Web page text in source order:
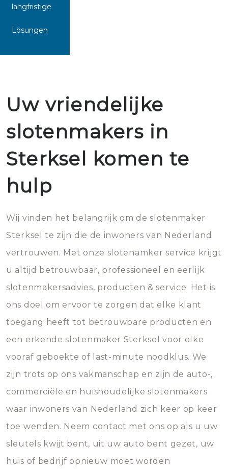
langfristige
Lösungen
Uw vriendelijke
slotenmakers in
Sterksel komen te
hulp
Wij vinden het belangrijk om de slotenmaker
Sterksel te zijn die de inwoners van Nederland
vertrouwen. Met onze slotenamker service krijgt
u altijd betrouwbaar, professioneel en eerlijk
slotenmakersadvies, producten & service. Het is
ons doel om ervoor te zorgen dat elke klant
toegang heeft tot betrouwbare producten en
een erkende slotenmaker Sterksel voor elke
vooraf geboekte of last-minute noodklus. We
zijn trots op ons vakmanschap en zijn de auto-,
commerciële en huishoudelijke slotenmakers
waar inwoners van Nederland zich keer op keer
toe wenden. Neem contact met ons op als u uw
sleutels kwijt bent, uit uw auto bent gezet, uw
huis of bedrijf opnieuw moet worden